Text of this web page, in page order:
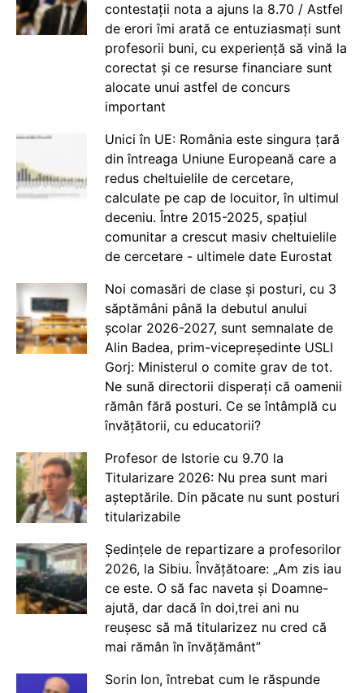
contestații nota a ajuns la 8.70 / Astfel
de erori îmi arată ce entuziasmați sunt
profesorii buni, cu experiență să vină la
corectat și ce resurse financiare sunt
alocate unui astfel de concurs
important
Unici în UE: România este singura țară
din întreaga Uniune Europeană care a
redus cheltuielile de cercetare,
calculate pe cap de locuitor, în ultimul
deceniu. Între 2015-2025, spațiul
comunitar a crescut masiv cheltuielile
de cercetare - ultimele date Eurostat
Noi comasări de clase și posturi, cu 3
săptămâni până la debutul anului
școlar 2026-2027, sunt semnalate de
Alin Badea, prim-vicepreședinte USLI
Gorj: Ministerul o comite grav de tot.
Ne sună directorii disperați că oamenii
rămân fără posturi. Ce se întâmplă cu
învățătorii, cu educatorii?
Profesor de Istorie cu 9.70 la
Titularizare 2026: Nu prea sunt mari
așteptările. Din păcate nu sunt posturi
titularizabile
Ședințele de repartizare a profesorilor
2026, la Sibiu. Învățătoare: „Am zis iau
ce este. O să fac naveta și Doamne-
ajută, dar dacă în doi,trei ani nu
reușesc să mă titularizez nu cred că
mai rămân în învățământ”
Sorin Ion, întrebat cum le răspunde